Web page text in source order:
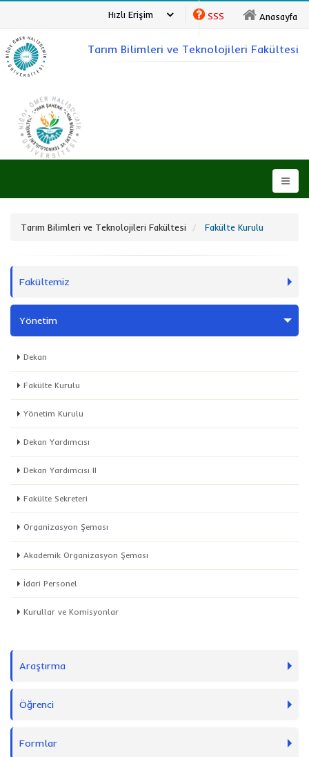
Anasayfa
SSS
Hızlı Erişim
NİĞDE ÖMER HALİSDEMİR ÜNİVERSİTESİ
Tarım Bilimleri ve Teknolojileri Fakültesi
Tarım Bilimleri ve Teknolojileri Fakültesi Fakülte Kurulu
Fakültemiz
Yönetim
Dekan
Fakülte Kurulu
Yönetim Kurulu
Dekan Yardımcısı
Dekan Yardımcısı II
Fakülte Sekreteri
Organizasyon Şeması
Akademik Organizasyon Şeması
İdari Personel
Kurullar ve Komisyonlar
Araştırma
Öğrenci
Formlar